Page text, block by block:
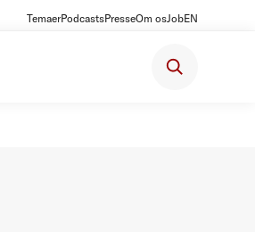
TemaerPodcastsPresseOm osJobEN